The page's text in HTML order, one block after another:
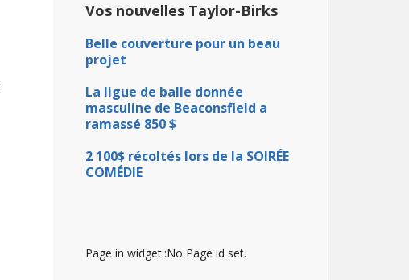
Vos nouvelles Taylor-Birks
Belle couverture pour un beau
projet
La ligue de balle donnée
masculine de Beaconsfield a
ramassé 850 $
2 100$ récoltés lors de la SOIRÉE
COMÉDIE
Page in widget::No Page id set.